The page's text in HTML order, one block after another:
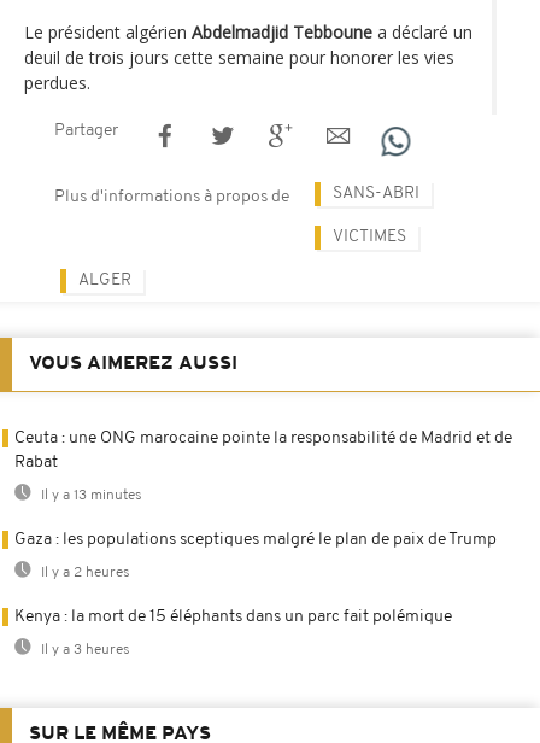
Le président algérien Abdelmadjid Tebboune a déclaré un
deuil de trois jours cette semaine pour honorer les vies
perdues.
Partager
Plus d'informations à propos de SANS-ABRI
VICTIMES
ALGER
VOUS AIMEREZ AUSSI
Ceuta : une ONG marocaine pointe la responsabilité de Madrid et de
Rabat
Il y a 13 minutes
Gaza : les populations sceptiques malgré le plan de paix de Trump
Il y a 2 heures
Kenya : la mort de 15 éléphants dans un parc fait polémique
Il y a 3 heures
SUR LE MÊME PAYS